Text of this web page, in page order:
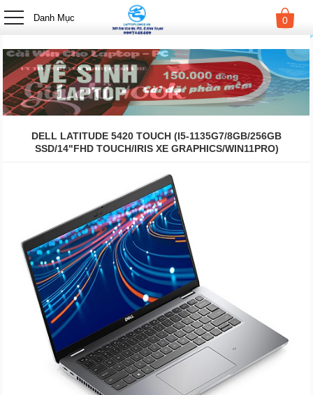
Danh Mục 0
DELL LATITUDE 5420 TOUCH (I5-1135G7/8GB/256GB
SSD/14"FHD TOUCH/IRIS XE GRAPHICS/WIN11PRO)